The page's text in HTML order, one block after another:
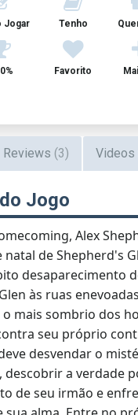
Jogar Tenho
Favorito
Reviews (3) Videos
Jogo
Alex
natal de Shepherd's
desaparecimento
às ruas
mais sombrio dos
seu próprio
desvendar o
descobrir a verdade
de seu irmão e